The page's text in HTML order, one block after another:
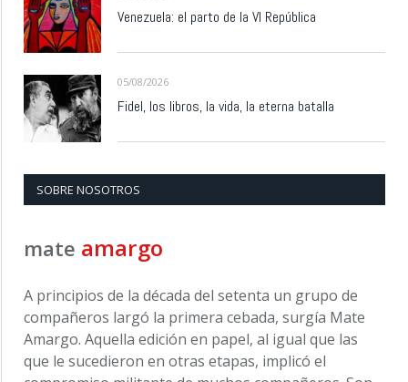
Venezuela: el parto de la VI República
05/08/2026
Fidel, los libros, la vida, la eterna batalla
SOBRE NOSOTROS
mate amargo
A principios de la década del setenta un grupo de
compañeros largó la primera cebada, surgía Mate
Amargo. Aquella edición en papel, al igual que las
que le sucedieron en otras etapas, implicó el